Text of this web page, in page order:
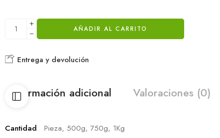
AÑADIR AL CARRITO
Entrega y devolución
Información adicional Valoraciones (0)
Cantidad
Pieza, 500g, 750g, 1Kg